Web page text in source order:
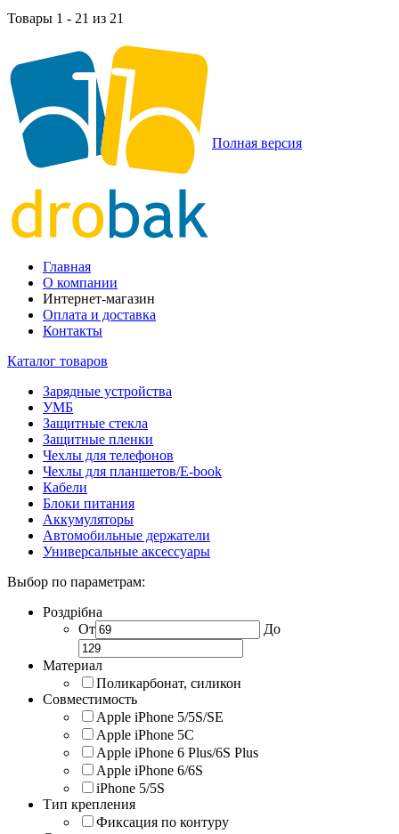
Товары 1 - 21 из 21
Полная версия
Главная
О компании
Интернет-магазин
Оплата и доставка
Контакты
Каталог товаров
Зарядные устройства
УМБ
Защитные стекла
Защитные пленки
Чехлы для телефонов
Чехлы для планшетов/E-book
Кабели
Блоки питания
Аккумуляторы
Автомобильные держатели
Универсальные аксессуары
Выбор по параметрам:
Роздрібна
От
До
Материал
Поликарбонат, силикон
Совместимость
Apple iPhone 5/5S/SE
Apple iPhone 5C
Apple iPhone 6 Plus/6S Plus
Apple iPhone 6/6S
iPhone 5/5S
Тип крепления
Фиксация по контуру